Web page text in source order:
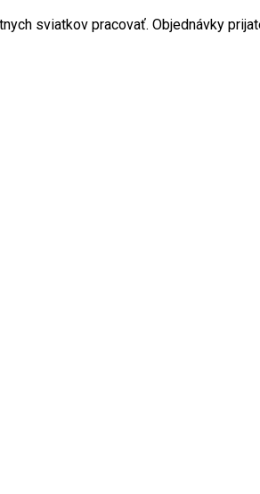
sviatkov pracovať. Objednávky